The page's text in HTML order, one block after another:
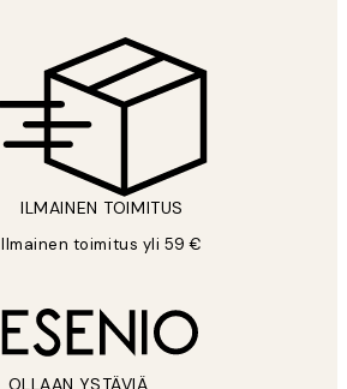
ILMAINEN TOIMITUS
Ilmainen toimitus yli 59 €